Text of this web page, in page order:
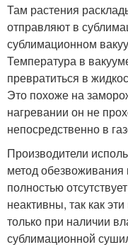
Там растения
отправляют в
сублимационном
Температура в
превратиться в
Это похоже на
нагревании он не
непосредственно в
Производители
метод обезвоживания
полностью
неактивны, так как
только при наличии
сублимационной